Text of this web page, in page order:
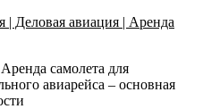
| Деловая авиация | Аренда
самолета для
авиарейса – основная